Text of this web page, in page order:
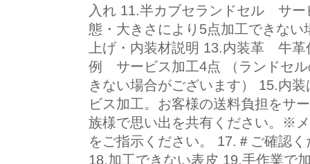
入れ 11.半カブセランドセル サー
態・大きさにより5点加工できな
上げ・内装材説明 13.内装革 牛
例 サービス加工4点 （ランドセ
きない場合がございます） 15.内
ビス加工。お客様の送料負担をサ
族様で思い出を共有ください。※
をご指示ください。 17.＃ご確認
18.加工できない表皮 19.手作業で